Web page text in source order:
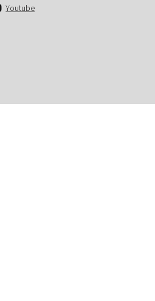
Youtube